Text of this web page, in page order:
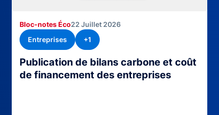
Publication de bilans carbone et coût
de financement des entreprises
Bloc-notes Éco22 Juillet 2026
Entreprises
+1